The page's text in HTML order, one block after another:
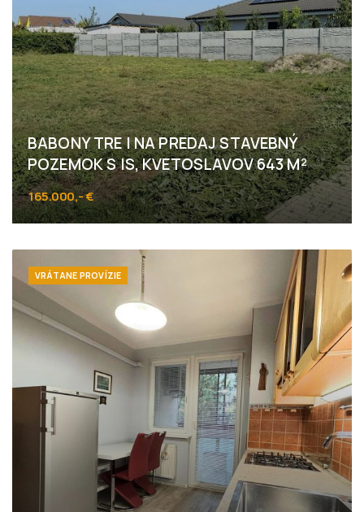
BABONY TRE I NA PREDAJ STAVEBNÝ
POZEMOK S IS, KVETOSLAVOV 643 M²
165.000,- €
VRÁTANE PROVÍZIE